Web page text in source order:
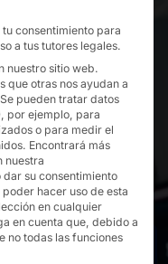
en la
tu consentimiento para
a tus tutores legales.
nuestro sitio web.
que otras nos ayudan a
Se pueden tratar datos
por ejemplo, para
o para medir el
Encontrará más
nuestra
dar su consentimiento
hacer uso de esta
en cualquier
en cuenta que, debido a
no todas las funciones